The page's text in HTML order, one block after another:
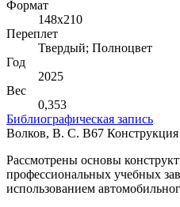
Формат
148х210
Переплет
Твердый; Полноцвет
Год
2025
Вес
0,353
Библиографическая запись
Волков, В. С. В67 Конструкция
Рассмотрены основы
профессиональных учебных
использованием